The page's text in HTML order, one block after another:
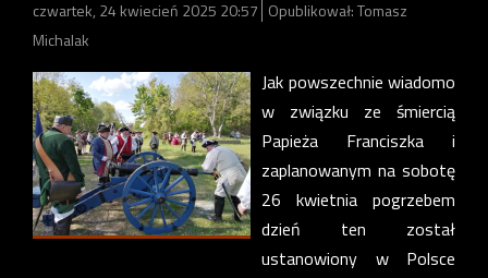
czwartek, 24 kwiecień 2025 20:57 Opublikował: Tomasz
Michalak
Jak powszechnie wiadomo
w związku ze śmiercią
Papieża Franciszka i
zaplanowanym na sobotę
26 kwietnia pogrzebem
dzień ten został
ustanowiony w Polsce